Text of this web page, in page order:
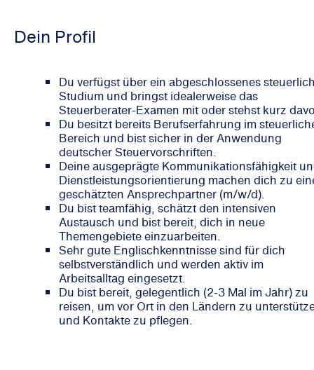
Dein Profil
Du verfügst über ein abgeschlossenes
Studium und bringst idealerweise das
Steuerberater-Examen mit oder stehst kurz
Du besitzt bereits Berufserfahrung im
Bereich und bist sicher in der Anwendung
deutscher Steuervorschriften.
Deine ausgeprägte Kommunikationsfähigkeit
Dienstleistungsorientierung machen dich zu
geschätzten Ansprechpartner (m/w/d).
Du bist teamfähig, schätzt den intensiven
Austausch und bist bereit, dich in neue
Themengebiete einzuarbeiten.
Sehr gute Englischkenntnisse sind für dich
selbstverständlich und werden aktiv im
Arbeitsalltag eingesetzt.
Du bist bereit, gelegentlich (2-3 Mal im Jahr) zu
reisen, um vor Ort in den Ländern zu
und Kontakte zu pflegen.